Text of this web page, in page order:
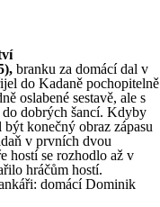
branku za domácí dal v
do Kadaně pochopitelně
oslabené sestavě, ale s
dobrých šancí. Kdyby
konečný obraz zápasu
v prvních dvou
hostí se rozhodlo až v
hráčům hostí.
domácí Dominik